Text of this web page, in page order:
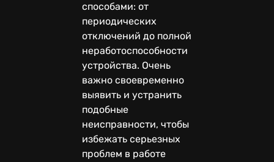
способами: от
периодических
отключений до полной
неработоспособности
устройства. Очень
важно своевременно
выявить и устранить
подобные
неисправности, чтобы
избежать серьезных
проблем в работе